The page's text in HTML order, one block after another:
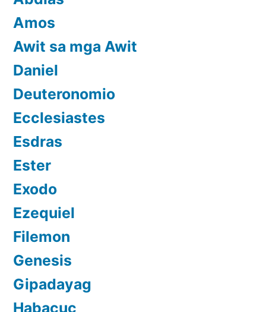
Amos
Awit sa mga Awit
Daniel
Deuteronomio
Ecclesiastes
Esdras
Ester
Exodo
Ezequiel
Filemon
Genesis
Gipadayag
Habacuc